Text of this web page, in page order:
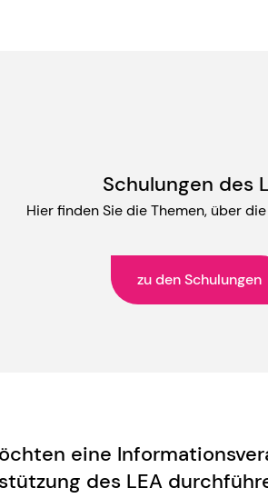
Schulungen des
Hier finden Sie die Themen, über
zu den Schulungen
eine
des LEA